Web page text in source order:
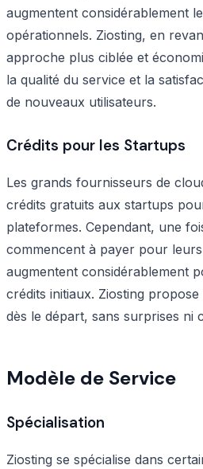
augmentent considérablement
opérationnels. Ziosting, en
approche plus ciblée et
la qualité du service et la
de nouveaux utilisateurs.
Crédits pour les Startups
Les grands fournisseurs de
crédits gratuits aux startups
plateformes. Cependant, une
commencent à payer pour
augmentent considérablement
crédits initiaux. Ziosting
dès le départ, sans surprises ni
Modèle de Service
Spécialisation
Ziosting se spécialise dans